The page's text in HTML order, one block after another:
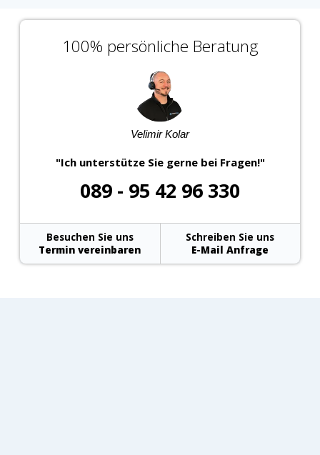
100% persönliche Beratung
Velimir Kolar
"Ich unterstütze Sie gerne bei Fragen!"
089 - 95 42 96 330
Besuchen Sie uns
Termin vereinbaren
Schreiben Sie uns
E-Mail Anfrage